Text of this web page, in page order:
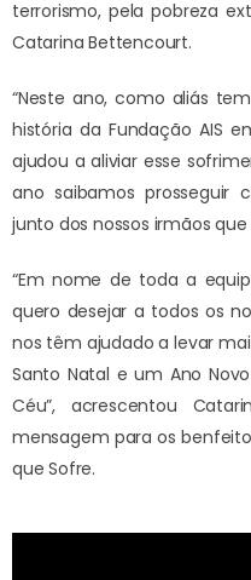
terrorismo, pela pobreza
Catarina Bettencourt.
“Neste ano, como aliás
história da Fundação AIS
ajudou a aliviar esse
ano saibamos
junto dos nossos irmãos
“Em nome de toda a
quero desejar a todos os
nos têm ajudado a levar
Santo Natal e um Ano
Céu”, acrescentou
mensagem para os
que Sofre.